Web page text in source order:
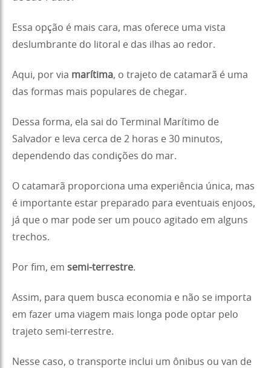
Essa opção é mais cara, mas oferece uma vista
deslumbrante do litoral e das ilhas ao redor.
Aqui, por via marítima, o trajeto de catamarã é uma
das formas mais populares de chegar.
Dessa forma, ela sai do Terminal Marítimo de
Salvador e leva cerca de 2 horas e 30 minutos,
dependendo das condições do mar.
O catamarã proporciona uma experiência única, mas
é importante estar preparado para eventuais enjoos,
já que o mar pode ser um pouco agitado em alguns
trechos.
Por fim, em semi-terrestre.
Assim, para quem busca economia e não se importa
em fazer uma viagem mais longa pode optar pelo
trajeto semi-terrestre.
Nesse caso, o transporte inclui um ônibus ou van de